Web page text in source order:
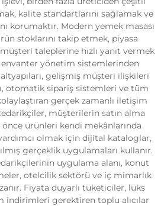
kalite standartlarını sağlamak ve
korumaktır. Modern yemek masası
stoklarını takip etmek, piyasa
taleplerine hızlı yanıt vermek
envanter yönetim sistemlerinden
gelişmiş müşteri ilişkileri
otomatik sipariş sistemleri ve tüm
gerçek zamanlı iletişim
müşterilerin satın alma
önce ürünleri kendi mekânlarında
olmak için dijital kataloglar,
gerçeklik uygulamaları kullanır.
uygulama alanı, konut
otelcilik sektörü ve iç mimarlık
Fiyata duyarlı tüketiciler, lüks
indirimleri gerektiren toplu alıcılar